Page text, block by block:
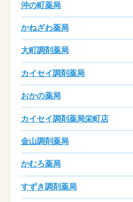
沖の町薬局
かねざわ薬局
大町調剤薬局
カイセイ調剤薬局
おかの薬局
カイセイ調剤薬局栄町店
金山調剤薬局
かむろ薬局
すずき調剤薬局